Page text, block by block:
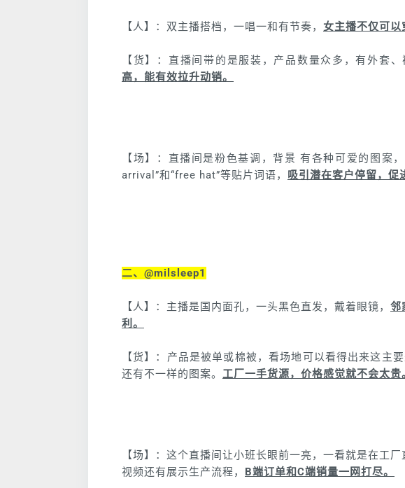
【人】：双主播搭档，一唱一和有节奏， 女主播不仅可以
【货】：直播间带的是服装，产品数量众多，有外套
高，能有效拉升动销。
【场】：直播间是粉色基调，背景 有各种可爱的图案
arrival”和“free hat”等贴片词语， 吸引潜在客户停留，促
二、@milsleep1
【人】：主播是国内面孔，一头黑色直发，戴着眼镜， 邻
利。
【货】：产品是被单或棉被，看场地可以看得出来这主
还有不一样的图案。 工厂一手货源，价格感觉就不会太贵
【场】：这个直播间让小班长眼前一亮，一看就是在工
视频还有展示生产流程， B端订单和C端销量一网打尽。